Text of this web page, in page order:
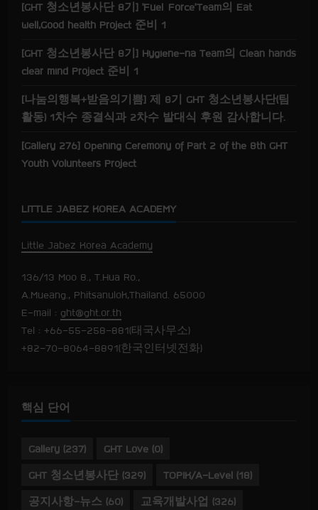
[GHT 청소년봉사단 8기] ‘Fuel Force’Team의 Eat
well,Good health Project 준비 1
[GHT 청소년봉사단 8기] Hygiene-na Team의 Clean hands
clear mind Project 준비 1
[나눔의행복+받음의기쁨] 제 8기 GHT 청소년봉사단(팀
활동) 1차수 종결식과 2차수 발대식 후원 감사합니다.
[Gallery 276] Opening Ceremony of Part 2 of the 8th GHT
Youth Volunteers Project
LITTLE JABEZ KOREA ACADEMY
Little Jabez Korea Academy
136/13 Moo 8., T.Hua Ro.,
A.Mueang., Phitsanulok,Thailand. 65000
E-mail : ght@ght.or.th
Tel : +66-55-258-881(태국사무소)
+82-70-8064-8891(한국인터넷전화)
핵심 단어
Gallery (237) GHT Love (0)
GHT 청소년봉사단 (329) TOPIK/A-Level (18)
공지사항-뉴스 (60) 교육개발사업 (326)